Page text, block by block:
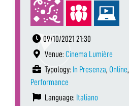
09/10/2021 21:30
Venue: Cinema Lumière
Typology: In Presenza, Online,
Performance
Language: Italiano